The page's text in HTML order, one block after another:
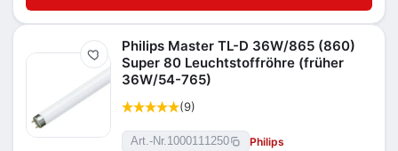
Merken
Philips Master TL-D 36W/865 (860)
Super 80 Leuchtstoffröhre (früher
36W/54-765)
(9)
Art.-Nr.1000111250 Philips